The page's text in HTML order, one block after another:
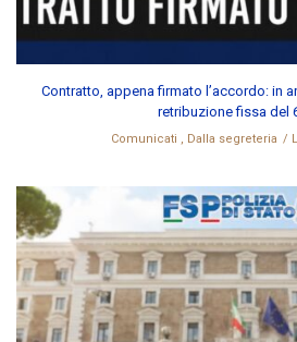
Contratto, appena firmato l’accordo: in
retribuzione fissa del
Comunicati , Dalla segreteria